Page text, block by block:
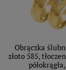
Obrączka
złoto 585,